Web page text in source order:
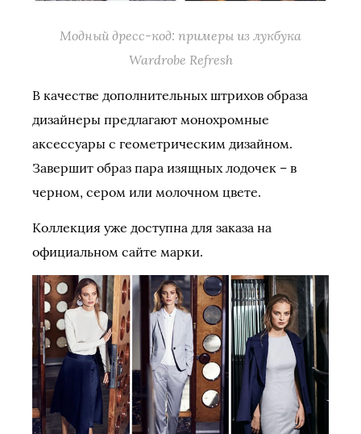
Модный дресс-код: примеры из лукбука
Wardrobe Refresh
В качестве дополнительных штрихов образа
дизайнеры предлагают монохромные
аксессуары с геометрическим дизайном.
Завершит образ пара изящных лодочек – в
черном, сером или молочном цвете.
Коллекция уже доступна для заказа на
официальном сайте марки.